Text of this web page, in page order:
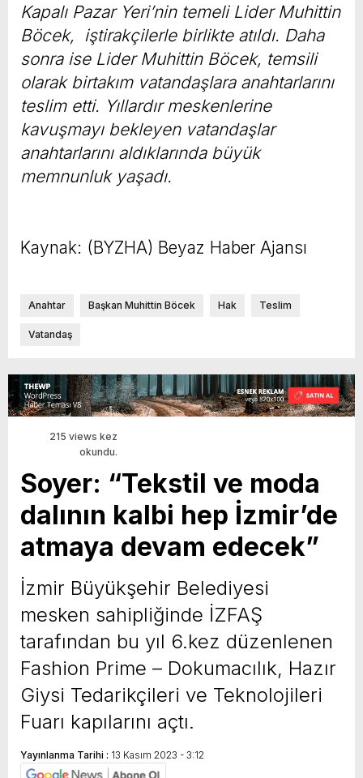
Kapalı Pazar Yeri’nin temeli Lider Muhittin
Böcek, iştirakçilerle birlikte atıldı. Daha
sonra ise Lider Muhittin Böcek, temsili
olarak birtakım vatandaşlara anahtarlarını
teslim etti. Yıllardır meskenlerine
kavuşmayı bekleyen vatandaşlar
anahtarlarını aldıklarında büyük
memnunluk yaşadı.
Kaynak: (BYZHA) Beyaz Haber Ajansı
Anahtar Başkan Muhittin Böcek Hak Teslim
Vatandaş
215 views kez
okundu.
Soyer: “Tekstil ve moda
dalının kalbi hep İzmir’de
atmaya devam edecek”
İzmir Büyükşehir Belediyesi
mesken sahipliğinde İZFAŞ
tarafından bu yıl 6.kez düzenlenen
Fashion Prime – Dokumacılık, Hazır
Giysi Tedarikçileri ve Teknolojileri
Fuarı kapılarını açtı.
Yayınlanma Tarihi : 13 Kasım 2023 - 3:12